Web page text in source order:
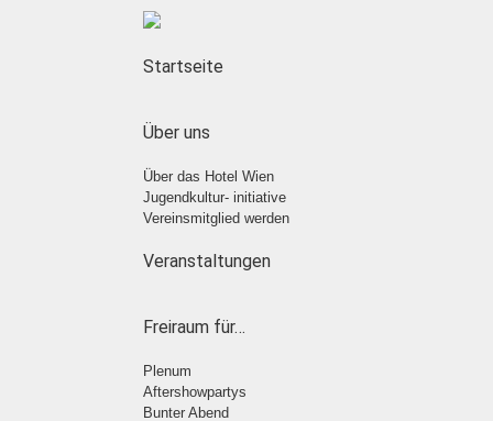
Startseite
Über uns
Über das Hotel Wien
Jugendkultur- initiative
Vereinsmitglied werden
Veranstaltungen
Freiraum für…
Plenum
Aftershowpartys
Bunter Abend